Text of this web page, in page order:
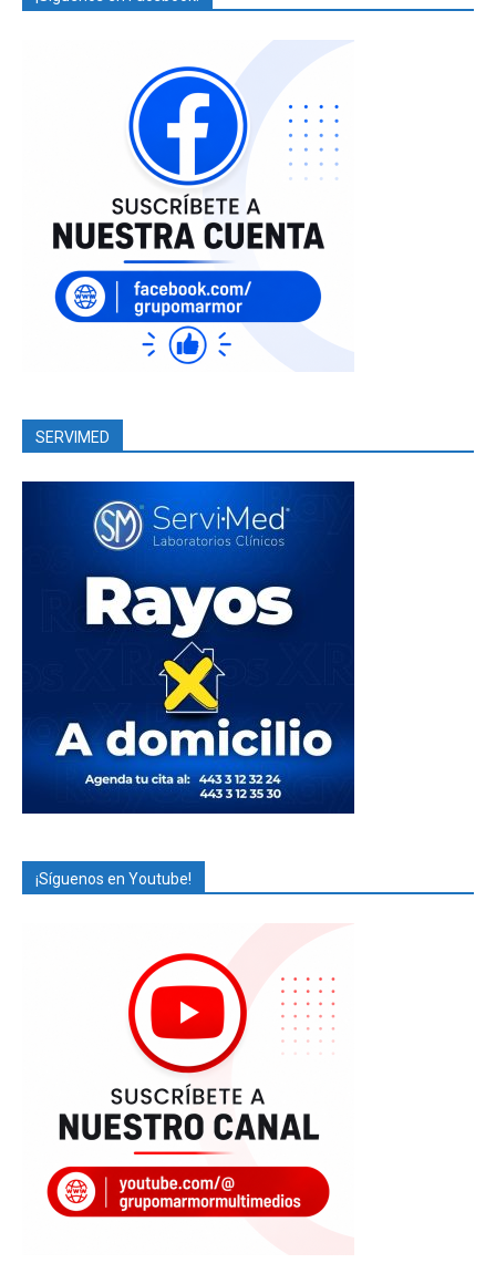
SERVIMED
¡Síguenos en Youtube!